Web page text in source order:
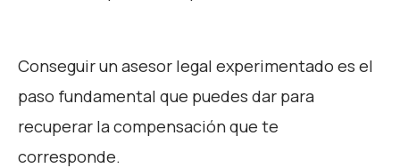
Conseguir un asesor legal experimentado es el
paso fundamental que puedes dar para
recuperar la compensación que te
corresponde.